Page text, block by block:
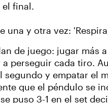
el final.
una y otra vez:
de juego: jugar más
perseguir cada tiro.
segundo y empatar el
que el péndulo se
puso 3-1 en el set